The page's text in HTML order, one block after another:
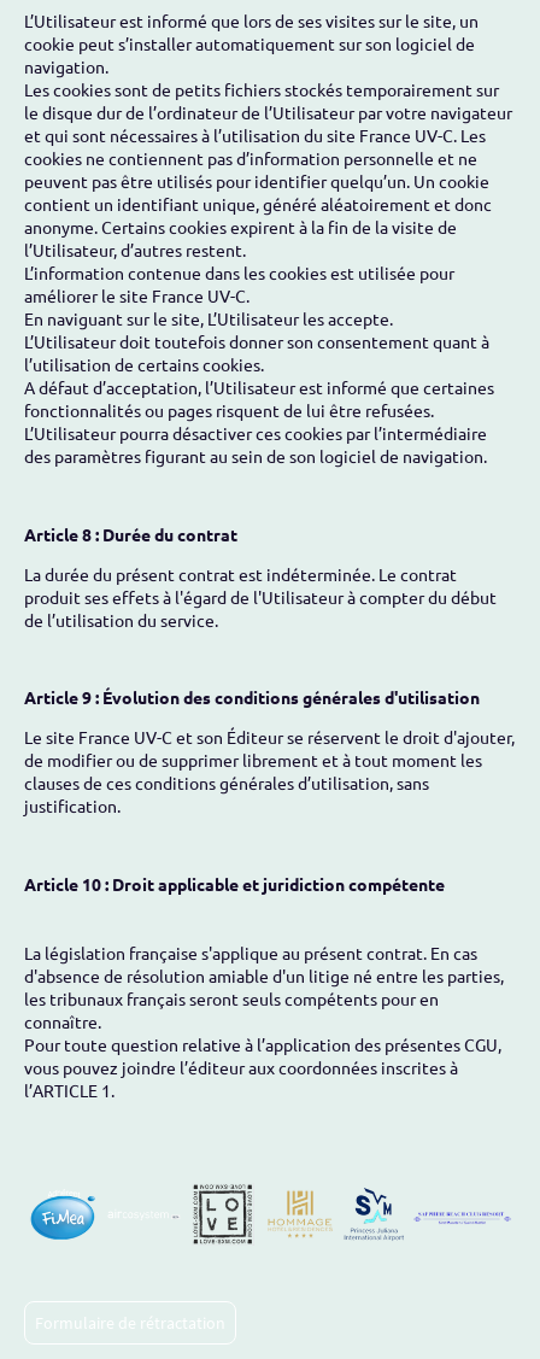
L’Utilisateur est informé que lors de ses visites sur le site, un
cookie peut s’installer automatiquement sur son logiciel de
navigation.
Les cookies sont de petits fichiers stockés temporairement sur
le disque dur de l’ordinateur de l’Utilisateur par votre navigateur
et qui sont nécessaires à l’utilisation du site France UV-C. Les
cookies ne contiennent pas d’information personnelle et ne
peuvent pas être utilisés pour identifier quelqu’un. Un cookie
contient un identifiant unique, généré aléatoirement et donc
anonyme. Certains cookies expirent à la fin de la visite de
l’Utilisateur, d’autres restent.
L’information contenue dans les cookies est utilisée pour
améliorer le site France UV-C.
En naviguant sur le site, L’Utilisateur les accepte.
L’Utilisateur doit toutefois donner son consentement quant à
l’utilisation de certains cookies.
A défaut d’acceptation, l’Utilisateur est informé que certaines
fonctionnalités ou pages risquent de lui être refusées.
L’Utilisateur pourra désactiver ces cookies par l’intermédiaire
des paramètres figurant au sein de son logiciel de navigation.
Article 8 : Durée du contrat
La durée du présent contrat est indéterminée. Le contrat
produit ses effets à l'égard de l'Utilisateur à compter du début
de l’utilisation du service.
Article 9 : Évolution des conditions générales d'utilisation
Le site France UV-C et son Éditeur se réservent le droit d'ajouter,
de modifier ou de supprimer librement et à tout moment les
clauses de ces conditions générales d’utilisation, sans
justification.
Article 10 : Droit applicable et juridiction compétente
La législation française s'applique au présent contrat. En cas
d'absence de résolution amiable d'un litige né entre les parties,
les tribunaux français seront seuls compétents pour en
connaître.
Pour toute question relative à l’application des présentes CGU,
vous pouvez joindre l’éditeur aux coordonnées inscrites à
l’ARTICLE 1.
Formulaire de rétractation